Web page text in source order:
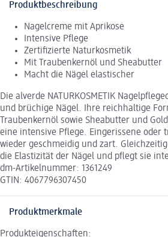
Produktbeschreibung
Nagelcreme mit Aprikose
Intensive Pflege
Zertifizierte Naturkosmetik
Mit Traubenkernöl und Sheabutter
Macht die Nägel elastischer
Die alverde NATURKOSMETIK
und brüchige Nägel. Ihre reichhaltige
Traubenkernöl sowie Sheabutter und
eine intensive Pflege. Eingerissene oder
wieder geschmeidig und zart.
die Elastizität der Nägel und pflegt sie
dm-Artikelnummer: 1361249
GTIN: 4067796307450
Produktmerkmale
Produkteigenschaften: